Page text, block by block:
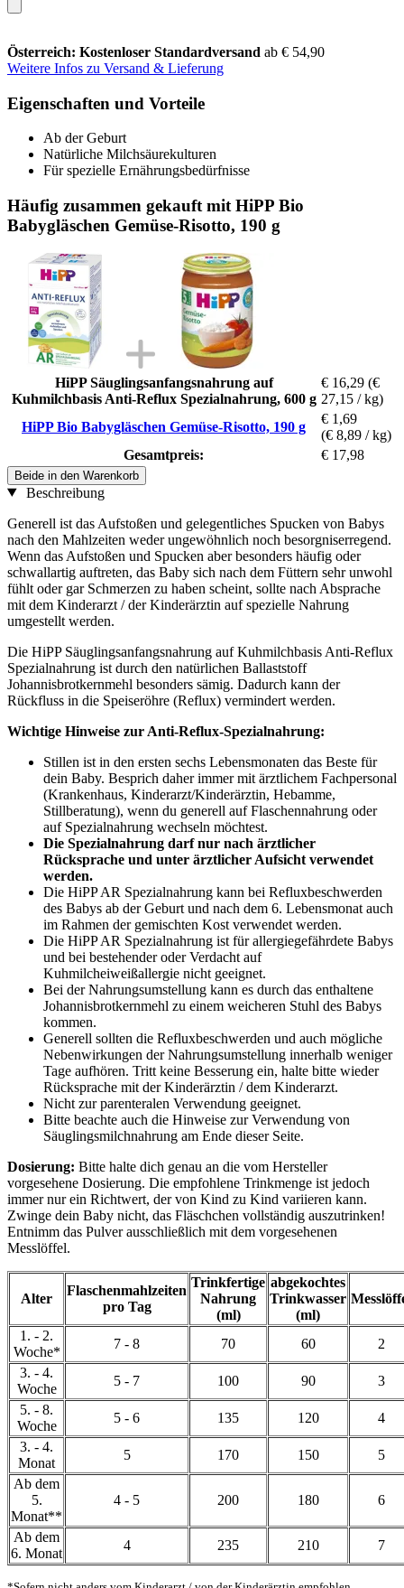
Österreich: Kostenloser Standardversand ab € 54,90
Weitere Infos zu Versand & Lieferung
Eigenschaften und Vorteile
Ab der Geburt
Natürliche Milchsäurekulturen
Für spezielle Ernährungsbedürfnisse
Häufig zusammen gekauft mit HiPP Bio
Babygläschen Gemüse-Risotto, 190 g
HiPP Säuglingsanfangsnahrung auf
Kuhmilchbasis Anti-Reflux Spezialnahrung, 600 g
€ 16,29 (€
27,15 / kg)
HiPP Bio Babygläschen Gemüse-Risotto, 190 g
€ 1,69
(€ 8,89 / kg)
Gesamtpreis:
€ 17,98
Beide in den Warenkorb
Beschreibung
Generell ist das Aufstoßen und gelegentliches Spucken von Babys
nach den Mahlzeiten weder ungewöhnlich noch besorgniserregend.
Wenn das Aufstoßen und Spucken aber besonders häufig oder
schwallartig auftreten, das Baby sich nach dem Füttern sehr unwohl
fühlt oder gar Schmerzen zu haben scheint, sollte nach Absprache
mit dem Kinderarzt / der Kinderärztin auf spezielle Nahrung
umgestellt werden.
Die HiPP Säuglingsanfangsnahrung auf Kuhmilchbasis Anti-Reflux
Spezialnahrung ist durch den natürlichen Ballaststoff
Johannisbrotkernmehl besonders sämig. Dadurch kann der
Rückfluss in die Speiseröhre (Reflux) vermindert werden.
Wichtige Hinweise zur Anti-Reflux-Spezialnahrung:
Stillen ist in den ersten sechs Lebensmonaten das Beste für
dein Baby. Besprich daher immer mit ärztlichem Fachpersonal
(Krankenhaus, Kinderarzt/Kinderärztin, Hebamme,
Stillberatung), wenn du generell auf Flaschennahrung oder
auf Spezialnahrung wechseln möchtest.
Die Spezialnahrung darf nur nach ärztlicher
Rücksprache und unter ärztlicher Aufsicht verwendet
werden.
Die HiPP AR Spezialnahrung kann bei Refluxbeschwerden
des Babys ab der Geburt und nach dem 6. Lebensmonat auch
im Rahmen der gemischten Kost verwendet werden.
Die HiPP AR Spezialnahrung ist für allergiegefährdete Babys
und bei bestehender oder Verdacht auf
Kuhmilcheiweißallergie nicht geeignet.
Bei der Nahrungsumstellung kann es durch das enthaltene
Johannisbrotkernmehl zu einem weicheren Stuhl des Babys
kommen.
Generell sollten die Refluxbeschwerden und auch mögliche
Nebenwirkungen der Nahrungsumstellung innerhalb weniger
Tage aufhören. Tritt keine Besserung ein, halte bitte wieder
Rücksprache mit der Kinderärztin / dem Kinderarzt.
Nicht zur parenteralen Verwendung geeignet.
Bitte beachte auch die Hinweise zur Verwendung von
Säuglingsmilchnahrung am Ende dieser Seite.
Dosierung: Bitte halte dich genau an die vom Hersteller
vorgesehene Dosierung. Die empfohlene Trinkmenge ist jedoch
immer nur ein Richtwert, der von Kind zu Kind variieren kann.
Zwinge dein Baby nicht, das Fläschchen vollständig auszutrinken!
Entnimm das Pulver ausschließlich mit dem vorgesehenen
Messlöffel.
Alter
Flaschenmahlzeiten
pro Tag
Trinkfertige
Nahrung
(ml)
abgekochtes
Trinkwasser
(ml)
1. - 2.
Woche*
7 - 8 70 60
2
3. - 4.
Woche
5 - 7 100 90
3
5. - 8.
Woche
5 - 6 135 120
4
3. - 4.
Monat
5 170 150
5
Ab dem
5.
Monat**
4 - 5 200 180 6
Ab dem
6. Monat
4 235 210 7